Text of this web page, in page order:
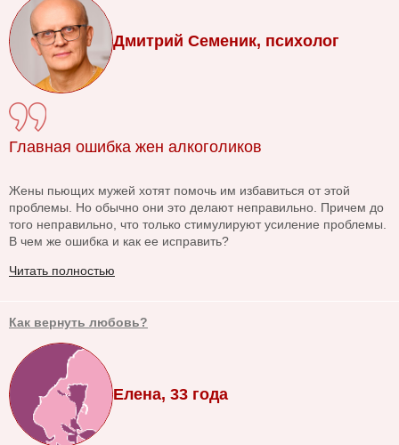
Дмитрий Семеник, психолог
Главная ошибка жен алкоголиков
Жены пьющих мужей хотят помочь им избавиться от этой
проблемы. Но обычно они это делают неправильно. Причем до
того неправильно, что только стимулируют усиление проблемы.
В чем же ошибка и как ее исправить?
Читать полностью
Как вернуть любовь?
Елена, 33 года